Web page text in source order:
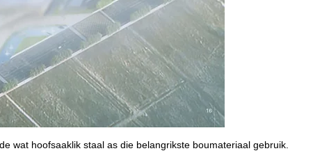
wat hoofsaaklik staal as die belangrikste boumateriaal gebruik.